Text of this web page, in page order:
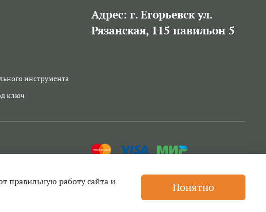
инструмента
ключ
Адрес: г. Егорьевск ул.
Рязанская, 115 павильон 5
для триммеров, бензопил и другой техники, прокат
правильную работу сайта и
Понятно